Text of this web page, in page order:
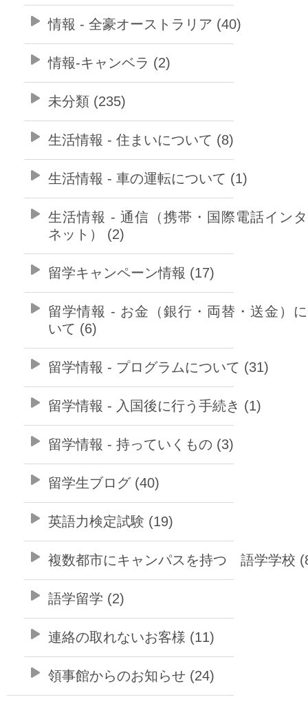
情報 - 全豪オーストラリア (40)
情報-キャンベラ (2)
未分類 (235)
生活情報 - 住まいについて (8)
生活情報 - 車の運転について (1)
生活情報 - 通信（携帯・国際電話イン
ネット） (2)
留学キャンペーン情報 (17)
留学情報 - お金（銀行・両替・送金）
いて (6)
留学情報 - プログラムについて (31)
留学情報 - 入国後に行う手続き (1)
留学情報 - 持っていくもの (3)
留学生ブログ (40)
英語力検定試験 (19)
複数都市にキャンパスを持つ 語学学校
語学留学 (2)
連絡の取れないお客様 (11)
領事館からのお知らせ (24)